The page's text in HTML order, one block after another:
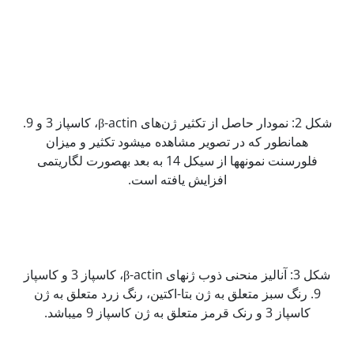
شکل 2: نمودار حاصل از تکثیر ژن‌های β-actin، کاسپاز 3 و 9.
همان‫طور که در تصویر مشاهده می‫شود تکثیر و میزان
فلورسنت نمونه‫ها از سیکل 14 به بعد به‫صورت لگاریتمی
افزایش یافته است.
شکل 3: آنالیز منحنی ذوب ژنهای β-actin، کاسپاز 3 و کاسپاز
9. رنگ سبز متعلق به ژن بتا-اکتین، رنگ زرد متعلق به ژن
کاسپاز 3 و رنک قرمز متعلق به ژن کاسپاز 9 می‫باشد.